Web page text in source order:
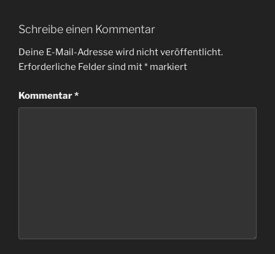
Schreibe einen Kommentar
Deine E-Mail-Adresse wird nicht veröffentlicht.
Erforderliche Felder sind mit* markiert
Kommentar*